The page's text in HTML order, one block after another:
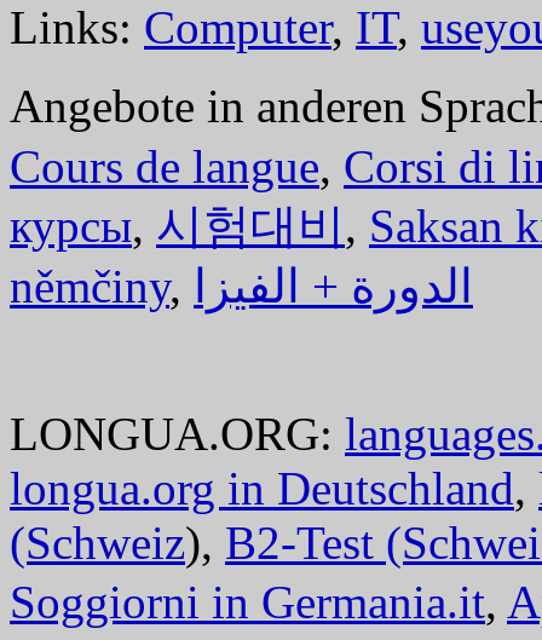
Links: Computer, IT,
Angebote in anderen
Cours de langue, Corsi di
курсы, 시험대비, Saksan
němčiny, الدورة + الفيزا
LONGUA.ORG:
longua.org in Deutschland,
(Schweiz), B2-Test
Soggiorni in Germania.it,